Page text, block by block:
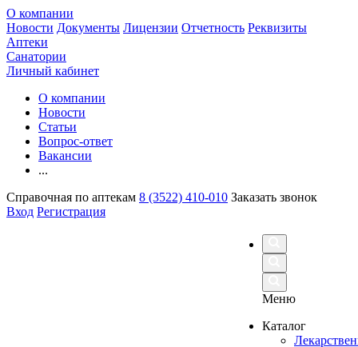
О компании
Новости Документы Лицензии Отчетность Реквизиты
Аптеки
Санатории
Личный кабинет
О компании
Новости
Статьи
Вопрос-ответ
Вакансии
...
Справочная по аптекам 8 (3522) 410-010 Заказать звонок
Вход Регистрация
Меню
Каталог